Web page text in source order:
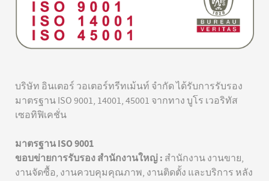
บริษัท อินเตอร์ วอเตอร์ทรีทเม้นท์ จำกัด ได้รับการรับรอง
มาตรฐาน ISO 9001, 14001, 45001 จากทาง บูโร เวอริทัส
เซอทิฟิเคชั่น
มาตรฐาน ISO 9001
ขอบข่ายการรับรอง สำนักงานใหญ่ : สำนักงาน งานขาย,
งานจัดซื้อ, งานควบคุมคุณภาพ, งานติดตั้ง และบริการ หลัง